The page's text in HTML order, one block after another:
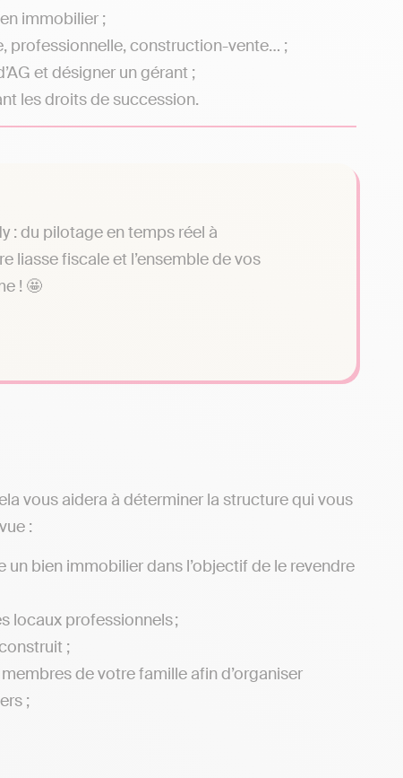
immobilier ;
professionnelle, construction-vente… ;
et désigner un gérant ;
les droits de succession.
: du pilotage en temps réel à
liasse fiscale et l’ensemble de vos
! 🤩
vous aidera à déterminer la structure qui vous
:
bien immobilier dans l’objectif de le revendre
locaux professionnels ;
;
de votre famille afin d’organiser
;